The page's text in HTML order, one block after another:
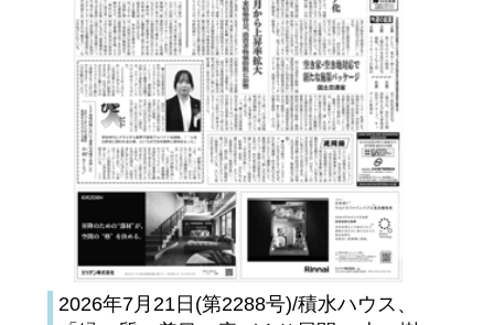
2026年7月21日(第2288号)/積水ハウス、